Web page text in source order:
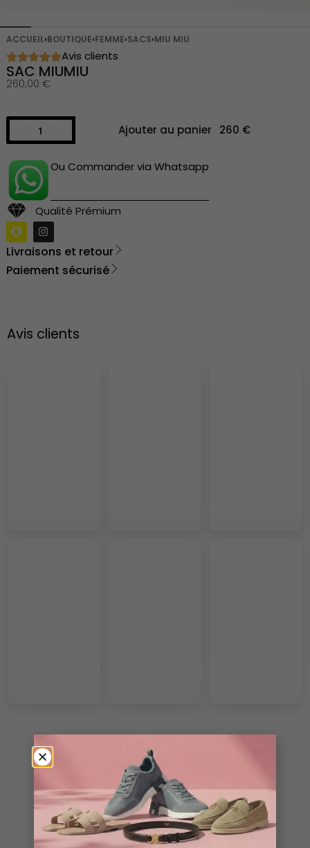
ACCUEIL›BOUTIQUE›FEMME›SACS›MIU MIU
Avis clients
SAC MIUMIU
260,00 €
Ajouter au panier
Ou Commander via Whatsapp
Qualité Prémium
Livraisons et retour
Paiement sécurisé
Avis clients